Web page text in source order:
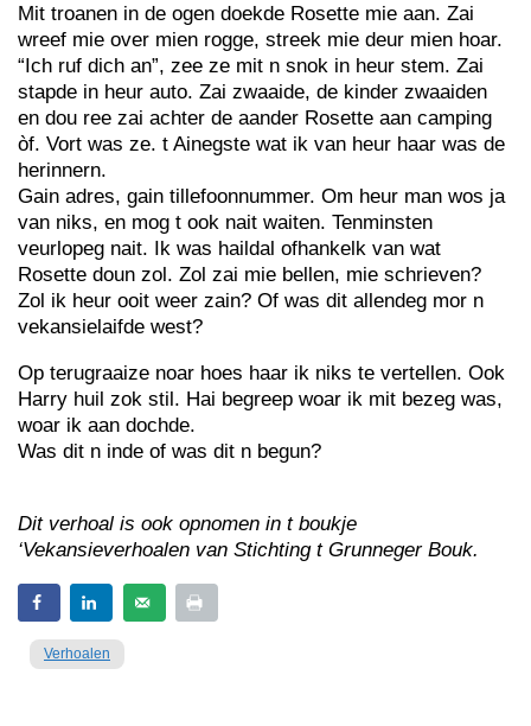
Mit troanen in de ogen doekde Rosette mie aan. Zai
wreef mie over mien rogge, streek mie deur mien hoar.
“Ich ruf dich an”, zee ze mit n snok in heur stem. Zai
stapde in heur auto. Zai zwaaide, de kinder zwaaiden
en dou ree zai achter de aander Rosette aan camping
òf. Vort was ze. t Ainegste wat ik van heur haar was de
herinnern.
Gain adres, gain tillefoonnummer. Om heur man wos ja
van niks, en mog t ook nait waiten. Tenminsten
veurlopeg nait. Ik was haildal ofhankelk van wat
Rosette doun zol. Zol zai mie bellen, mie schrieven?
Zol ik heur ooit weer zain? Of was dit allendeg mor n
vekansielaifde west?
Op terugraaize noar hoes haar ik niks te vertellen. Ook
Harry huil zok stil. Hai begreep woar ik mit bezeg was,
woar ik aan dochde.
Was dit n inde of was dit n begun?
Dit verhoal is ook opnomen in t boukje
‘Vekansieverhoalen van Stichting t Grunneger Bouk.
Verhoalen